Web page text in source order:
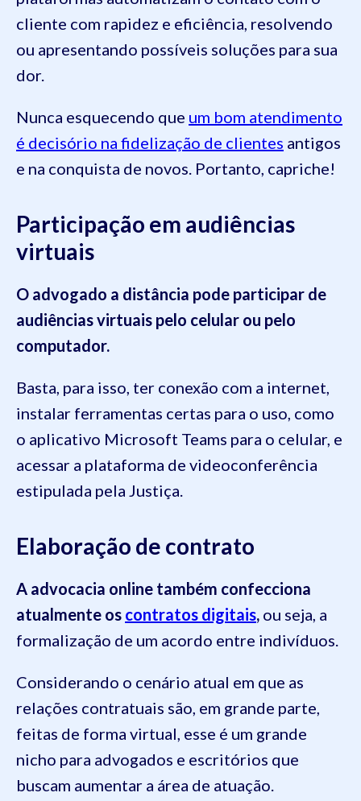
cliente com rapidez e eficiência, resolvendo
ou apresentando possíveis soluções para sua
dor.
Nunca esquecendo que um bom atendimento
é decisório na fidelização de clientes antigos
e na conquista de novos. Portanto, capriche!
Participação em audiências
virtuais
O advogado a distância pode participar de
audiências virtuais pelo celular ou pelo
computador.
Basta, para isso, ter conexão com a internet,
instalar ferramentas certas para o uso, como
o aplicativo Microsoft Teams para o celular, e
acessar a plataforma de videoconferência
estipulada pela Justiça.
Elaboração de contrato
A advocacia online também confecciona
atualmente os contratos digitais, ou seja, a
formalização de um acordo entre indivíduos.
Considerando o cenário atual em que as
relações contratuais são, em grande parte,
feitas de forma virtual, esse é um grande
nicho para advogados e escritórios que
buscam aumentar a área de atuação.